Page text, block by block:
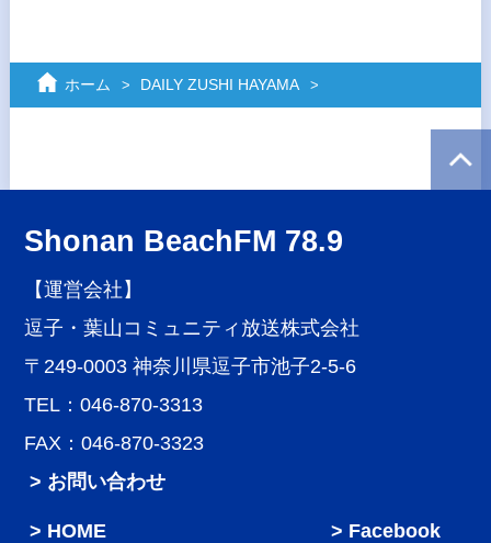
ホーム DAILY ZUSHI HAYAMA
Shonan BeachFM 78.9
【運営会社】
逗子・葉山コミュニティ放送株式会社
〒249-0003 神奈川県逗子市池子2-5-6
TEL：046-870-3313
FAX：046-870-3323
> お問い合わせ
HOME
Facebook